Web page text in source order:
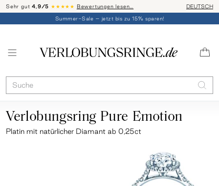
Sehr gut4,9/5 ★★★★★ Bewertungen lesen… Telefon-
DEUTSCH
Summer-Sale – jetzt bis zu 15% sparen!
Verlobungsring Pure Emotion
Platin mit natürlicher Diamant ab 0,25ct